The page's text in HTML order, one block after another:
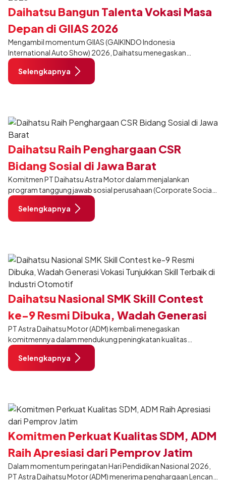
Daihatsu Bangun Talenta Vokasi Masa
Depan di GIIAS 2026
Mengambil momentum GIIAS (GAIKINDO Indonesia
International Auto Show) 2026, Daihatsu menegaskan
komitmennya dalam meningkatkan kualitas SDM (Sumber Daya
Manusia) melalui pendidikan vokasi bertema “Bersama Sahabat
Membangun Negeri”. Komitmen ini diwujudkan melalui ajang
Selengkapnya
Daihatsu Raih Penghargaan CSR
Bidang Sosial di Jawa Barat
Komitmen PT Daihatsu Astra Motor dalam menjalankan
program tanggung jawab sosial perusahaan (Corporate Social
Responsibility/CSR) secara berkelanjutan kembali mendapat
apresiasi.
Selengkapnya
Daihatsu Nasional SMK Skill Contest
ke-9 Resmi Dibuka, Wadah Generasi
Vokasi Tunjukkan Skill Terbaik di
Industri Otomotif
PT Astra Daihatsu Motor (ADM) kembali menegaskan
komitmennya dalam mendukung peningkatan kualitas
pendidikan vokasi di Indonesia melalui penyelenggaraan 9th
Daihatsu National SMK Skill Contest. Program salah satu pilar
CSR (Corporate Social Responsibility), yakni Pintar Bersama
Daihatsu di seluruh Indonesia.
Selengkapnya
Komitmen Perkuat Kualitas SDM, ADM
Raih Apresiasi dari Pemprov Jatim
Dalam momentum peringatan Hari Pendidikan Nasional 2026,
PT Astra Daihatsu Motor (ADM) menerima penghargaan Lencana